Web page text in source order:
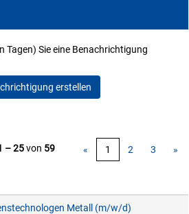
Tagen) Sie eine Benachrichtigung
erstellen
– 25von 59 « 1 2 3 »
Metall (m/w/d)